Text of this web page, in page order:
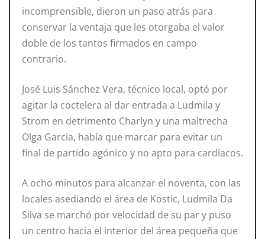
incomprensible, dieron un paso atrás para
conservar la ventaja que les otorgaba el valor
doble de los tantos firmados en campo
contrario.
José Luis Sánchez Vera, técnico local, optó por
agitar la coctelera al dar entrada a Ludmila y
Strom en detrimento Charlyn y una maltrecha
Olga Garcia, había que marcar para evitar un
final de partido agónico y no apto para cardíacos.
A ocho minutos para alcanzar el noventa, con las
locales asediando el área de Kostic, Ludmila Da
Silva se marchó por velocidad de su par y puso
un centro hacia el interior del área pequeña que